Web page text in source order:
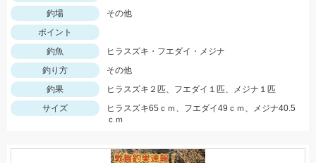
釣場
その他
ポイント
釣魚
ヒラスズキ・フエダイ・メジナ
釣り方
その他
釣果
ヒラスズキ２匹、フエダイ１匹、メジナ１匹
サイズ
ヒラスズキ65ｃｍ、フエダイ49ｃｍ、メジナ40.5
ｃｍ